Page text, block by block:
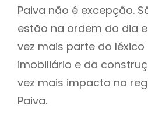
Paiva não é excepção.
estão na ordem do dia
vez mais parte do
imobiliário e da
vez mais impacto na
Paiva.